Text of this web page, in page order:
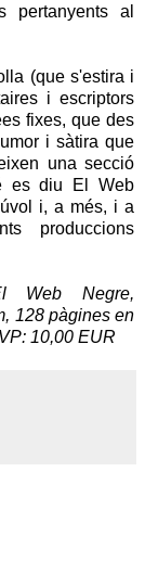
pertanyents al
(que s'estira i
i escriptors
fixes, que des
i sàtira que
una secció
es diu El Web
i, a més, i a
produccions
Web Negre,
128 pàgines en
: 10,00 EUR